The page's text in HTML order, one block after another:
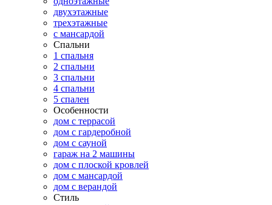
двухэтажные
трехэтажные
с мансардой
Спальни
1 спальня
2 спальни
3 спальни
4 спальни
5 спален
Особенности
дом с террасой
дом с гардеробной
дом с сауной
гараж на 2 машины
дом с плоской кровлей
дом с мансардой
дом с верандой
Стиль